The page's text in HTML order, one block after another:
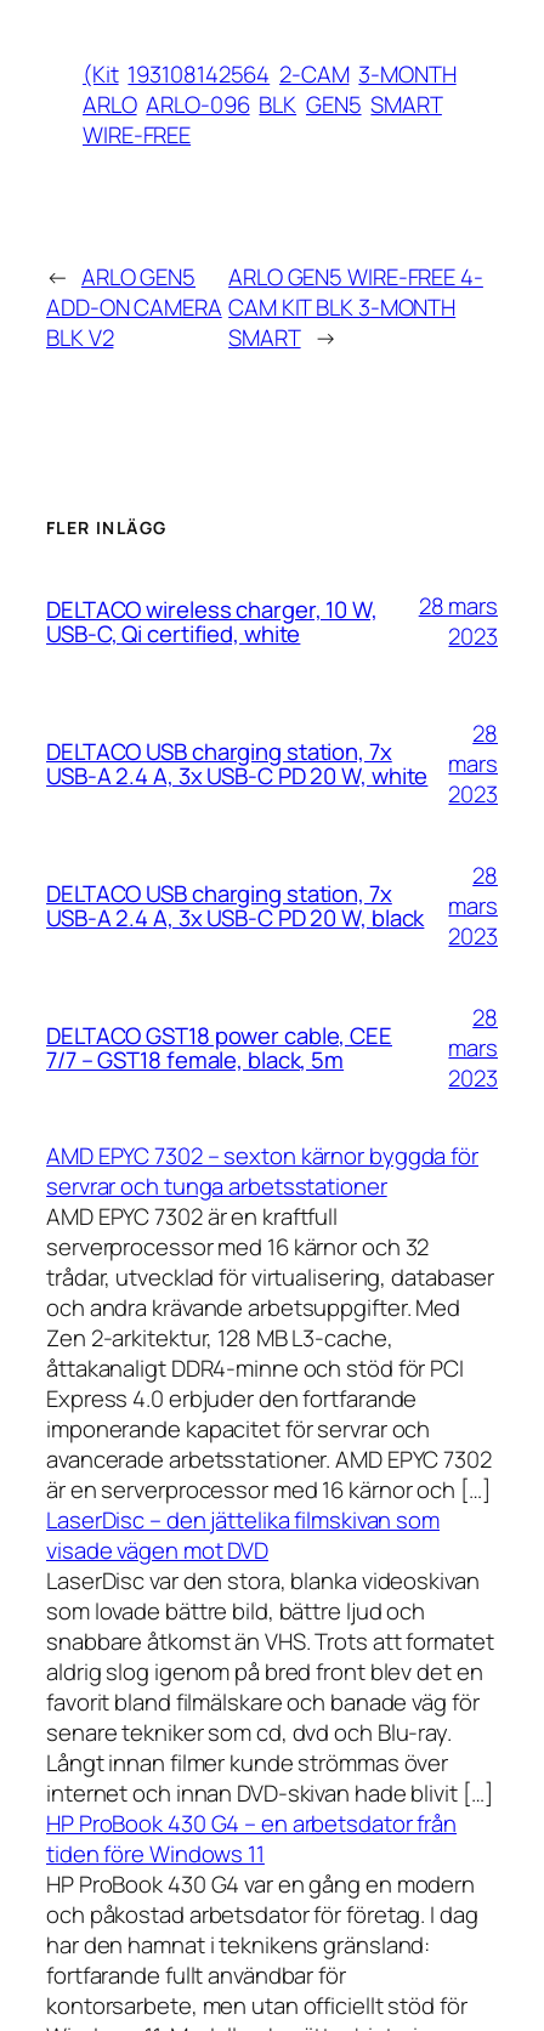
(Kit 193108142564 2-CAM 3-MONTH
ARLO ARLO-096 BLK GEN5 SMART
WIRE-FREE
← ARLO GEN5
ADD-ON CAMERA
BLK V2
ARLO GEN5 WIRE-FREE 4-
CAM KIT BLK 3-MONTH
SMART →
FLER INLÄGG
DELTACO wireless charger, 10 W,
USB-C, Qi certified, white
28 mars
2023
DELTACO USB charging station, 7x
USB-A 2.4 A, 3x USB-C PD 20 W, white
28
mars
2023
DELTACO USB charging station, 7x
USB-A 2.4 A, 3x USB-C PD 20 W, black
28
mars
2023
DELTACO GST18 power cable, CEE
7/7 – GST18 female, black, 5m
28
mars
2023
AMD EPYC 7302 – sexton kärnor byggda för
servrar och tunga arbetsstationer
AMD EPYC 7302 är en kraftfull
serverprocessor med 16 kärnor och 32
trådar, utvecklad för virtualisering, databaser
och andra krävande arbetsuppgifter. Med
Zen 2-arkitektur, 128 MB L3-cache,
åttakanaligt DDR4-minne och stöd för PCI
Express 4.0 erbjuder den fortfarande
imponerande kapacitet för servrar och
avancerade arbetsstationer. AMD EPYC 7302
är en serverprocessor med 16 kärnor och […]
LaserDisc – den jättelika filmskivan som
visade vägen mot DVD
LaserDisc var den stora, blanka videoskivan
som lovade bättre bild, bättre ljud och
snabbare åtkomst än VHS. Trots att formatet
aldrig slog igenom på bred front blev det en
favorit bland filmälskare och banade väg för
senare tekniker som cd, dvd och Blu-ray.
Långt innan filmer kunde strömmas över
internet och innan DVD-skivan hade blivit […]
HP ProBook 430 G4 – en arbetsdator från
tiden före Windows 11
HP ProBook 430 G4 var en gång en modern
och påkostad arbetsdator för företag. I dag
har den hamnat i teknikens gränsland:
fortfarande fullt användbar för
kontorsarbete, men utan officiellt stöd för